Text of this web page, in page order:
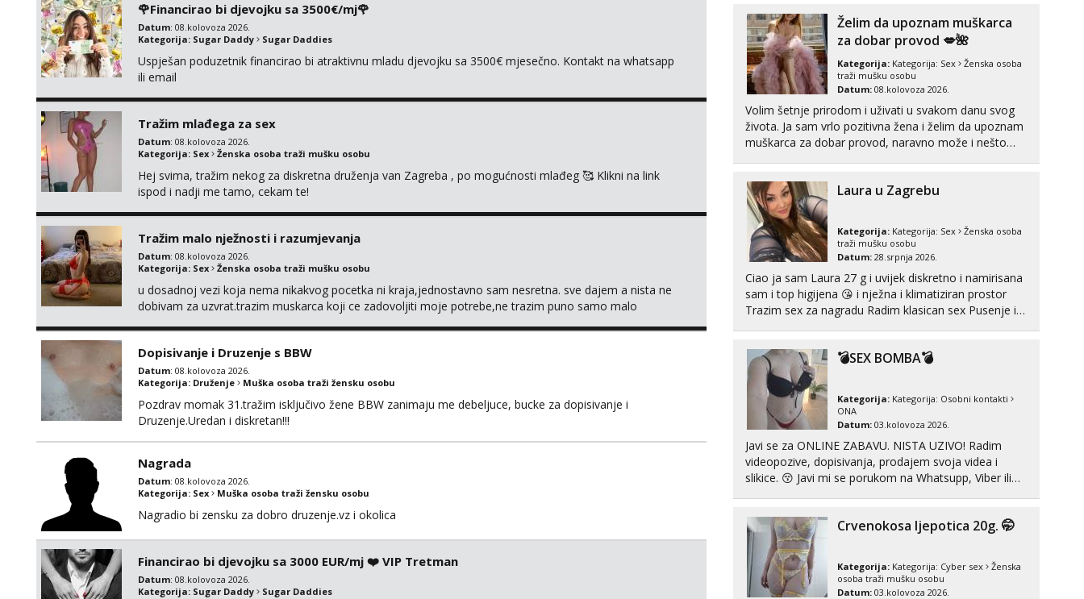
🌹Financirao bi djevojku sa 3500€/mj🌹
Datum: 08.kolovoza 2026.
Kategorija: Sugar Daddy Sugar Daddies
Uspješan poduzetnik financirao bi atraktivnu mladu djevojku sa 3500€ mjesečno. Kontakt na whatsapp
ili email
Tražim mlađega za sex
Datum: 08.kolovoza 2026.
Kategorija: Sex Ženska osoba traži mušku osobu
Hej svima, tražim nekog za diskretna druženja van Zagreba , po mogućnosti mlađeg 🥰 Klikni na link
ispod i nadji me tamo, cekam te!
Tražim malo nježnosti i razumjevanja
Datum: 08.kolovoza 2026.
Kategorija: Sex Ženska osoba traži mušku osobu
u dosadnoj vezi koja nema nikakvog pocetka ni kraja,jednostavno sam nesretna. sve dajem a nista ne
dobivam za uzvrat.trazim muskarca koji ce zadovoljiti moje potrebe,ne trazim puno samo malo
Dopisivanje i Druzenje s BBW
Datum: 08.kolovoza 2026.
Kategorija: Druženje Muška osoba traži žensku osobu
Pozdrav momak 31.tražim isključivo žene BBW zanimaju me debeljuce, bucke za dopisivanje i
Druzenje.Uredan i diskretan!!!
Nagrada
Datum: 08.kolovoza 2026.
Kategorija: Sex Muška osoba traži žensku osobu
Nagradio bi zensku za dobro druzenje.vz i okolica
Financirao bi djevojku sa 3000 EUR/mj ❤️ VIP Tretman
Datum: 08.kolovoza 2026.
Kategorija: Sugar Daddy Sugar Daddies
tel:0,93€ - mob:1,12€ min
Vanesa
Čekam tvoj poziv!
Tel: 064/677-677- Kod: #74
tel:0,93€ - mob:1,12€ min
Ivančica
Čekam tvoj poziv!
tel:0,93€ - mob:1,12€ min
Zara
Čekam tvoj poziv!
Tel: 064/677-677- Kod: #123
tel:0,93€ - mob:1,12€ min
Anđela
Tel:
tel:0,93€ - mob:1,12€ min
Želim da upoznam muškarca
za dobar provod 💋🌺
Kategorija: Kategorija: Sex
Ženska osoba
traži mušku osobu
Datum: 08.kolovoza 2026.
Volim šetnje prirodom i uživati u svakom danu svog
života. Ja sam vrlo pozitivna žena i želim da upoznam
muškarca za dobar provod, naravno može i nešto
Laura u Zagrebu
Kategorija: Kategorija: Sex
Ženska osoba
traži mušku osobu
Datum: 28.srpnja 2026.
Ciao ja sam Laura 27 g i uvijek diskretno i namirisana
sam i top higijena 😘 i nježna i klimatiziran prostor
Trazim sex za nagradu Radim klasican sex Pusenje i
neljubim se Wha...💣SEX BOMBA💣
Kategorija: Kategorija: Osobni kontakti
ONA
Datum: 03.kolovoza 2026.
Javi se za ONLINE ZABAVU. NISTA UZIVO! Radim
videopozive, dopisivanja, prodajem svoja videa i
slikice. 😚 Javi mi se porukom na Whatsupp, Viber ili
Crvenokosa ljepotica 20g. 🤭
Kategorija: Kategorija: Cyber sex
Ženska
osoba traži mušku osobu
Datum: 03.kolovoza 2026.